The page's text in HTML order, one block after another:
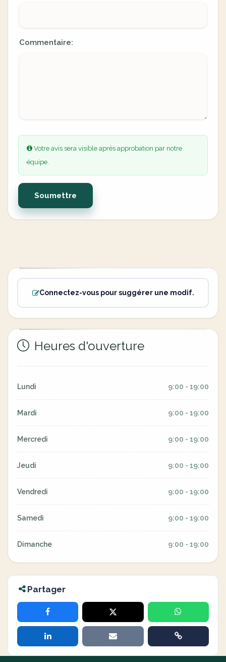
Commentaire:
Votre avis sera visible après approbation par notre
équipe.
Soumettre
Connectez-vous pour suggérer une modif.
Heures d'ouverture
Lundi 9:00 - 19:00
Mardi 9:00 - 19:00
Mercredi 9:00 - 19:00
Jeudi 9:00 - 19:00
Vendredi 9:00 - 19:00
Samedi 9:00 - 19:00
Dimanche 9:00 - 19:00
Partager